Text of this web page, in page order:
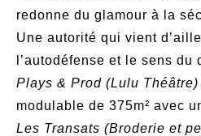
redonne du glamour à la
Une autorité qui vient
l’autodéfense et le sens du
Plays & Prod (Lulu Théâtre)
modulable de 375m² avec
Les Transats (Broderie et